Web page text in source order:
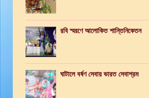
রবি স্মরণে আলোকিত শান্তিনিকেতন
ঘাটালে বর্ষণ সেবায় ভারত সেবাশ্রম